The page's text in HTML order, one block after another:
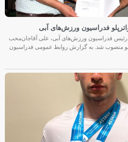
فدراسیون ورزش‌های آبی
فدراسیون ورزش‌های آبی، علی آقاجان‌محب
منصوب شد. به گزارش روابط عمومی فدراسیون